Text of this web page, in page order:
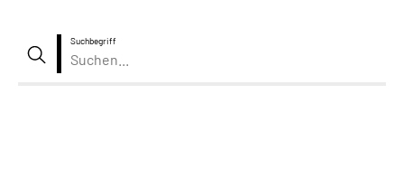
Suchbegriff